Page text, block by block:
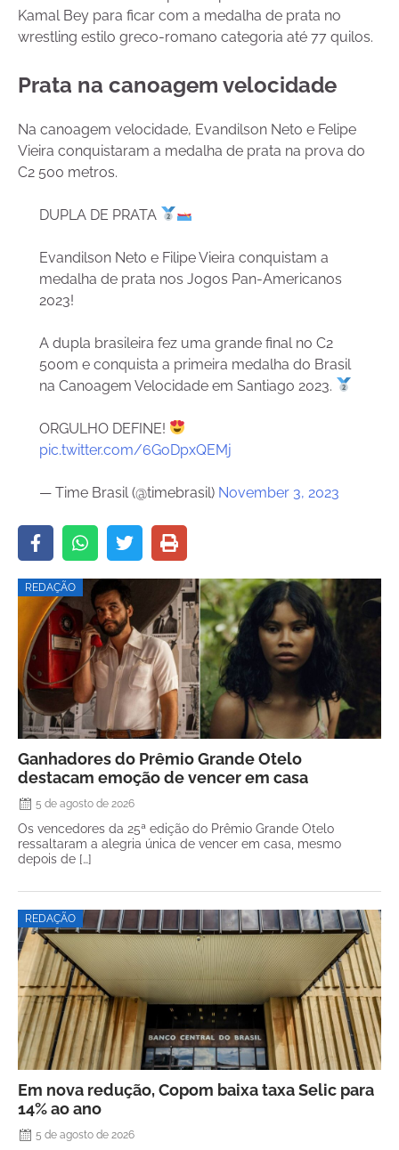
Kamal Bey para ficar com a medalha de prata no
wrestling estilo greco-romano categoria até 77 quilos.
Prata na canoagem velocidade
Na canoagem velocidade, Evandilson Neto e Felipe
Vieira conquistaram a medalha de prata na prova do
C2 500 metros.
DUPLA DE PRATA
Evandilson Neto e Filipe Vieira conquistam a
medalha de prata nos Jogos Pan-Americanos
2023!
A dupla brasileira fez uma grande final no C2
500m e conquista a primeira medalha do Brasil
na Canoagem Velocidade em Santiago 2023.
ORGULHO DEFINE!
pic.twitter.com/6GoDpxQEMj
— Time Brasil (@timebrasil) November 3, 2023
REDAÇÃO
Ganhadores do Prêmio Grande Otelo
destacam emoção de vencer em casa
5 de agosto de 2026
Os vencedores da 25ª edição do Prêmio Grande Otelo
ressaltaram a alegria única de vencer em casa, mesmo
depois de […]
REDAÇÃO
Em nova redução, Copom baixa taxa Selic para
14% ao ano
5 de agosto de 2026